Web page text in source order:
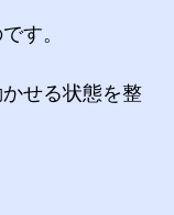
す。
せる状態を整